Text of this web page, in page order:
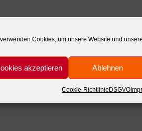
Cookies, um unsere Website und
akzeptieren Ablehnen
Cookie-Richtlinie DSGVO